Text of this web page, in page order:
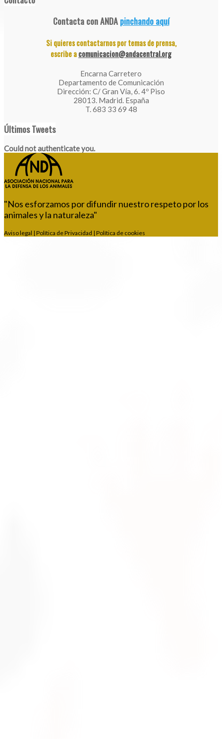
Contacta con ANDApinchando aquí
Si quieres contactarnos por temas de prensa,
escribe acomunicacion@andacentral.org
Encarna Carretero
Departamento de Comunicación
Dirección: C/ Gran Vía, 6. 4º Piso
28013. Madrid. España
T. 683 33 69 48
Últimos Tweets
Could not authenticate you.
"Nos esforzamos por difundir nuestro respeto por los
animales y la naturaleza"
Aviso legal | Política de Privacidad | Política de cookies